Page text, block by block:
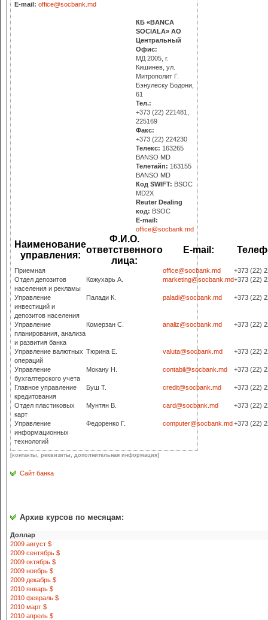
E-mail: office@socbank.md
КБ «BANCA
SOCIALA» АО
Центральный
Офис:
МД 2005, г.
Кишинев, ул.
Митрополит Г.
Бэнулеску Бодони,
61
Тел.:
+373 (22) 221481,
225169
Факс:
+373 (22) 224230
Телекс: 163265
BANSO MD
Телетайп: 163155
BANSO MD
Код SWIFT: BSOC
MD2X
Reuter Dealing
код: BSOC
E-mail:
office@socbank.md
Наименование
управления:
Ф.И.О.
ответственного
лица:
E-mail:
Приемная office@socbank.md
+373 (22)
Отдел депозитов
населения и рекламы
Кожухарь А. marketing@socbank.md+373 (22)
Управление
инвестиций и
депозитов населения
Палади К. paladi@socbank.md +373 (22)
Управление
планирования, анализа
и развития банка
Комерзан С. analiz@socbank.md +373 (22)
Управление валютных
операций
Тюрина Е. valuta@socbank.md +373 (22)
Управление
бухгалтерского учета
Мокану Н. contabil@socbank.md +373 (22)
Главное управление
кредитования
Буш Т. credit@socbank.md +373 (22)
Отдел пластиковых
карт
Мунтян В. card@socbank.md +373 (22)
Управление
информационных
технологий
Федоренко Г. computer@socbank.md+373 (22)
[контакты, реквизиты, дополнительная информация]
Сайт банка
Архив курсов по месяцам:
Доллар
2009 август $
2009 сентябрь $
2009 октябрь $
2009 ноябрь $
2009 декабрь $
2010 январь $
2010 февраль $
2010 март $
2010 апрель $